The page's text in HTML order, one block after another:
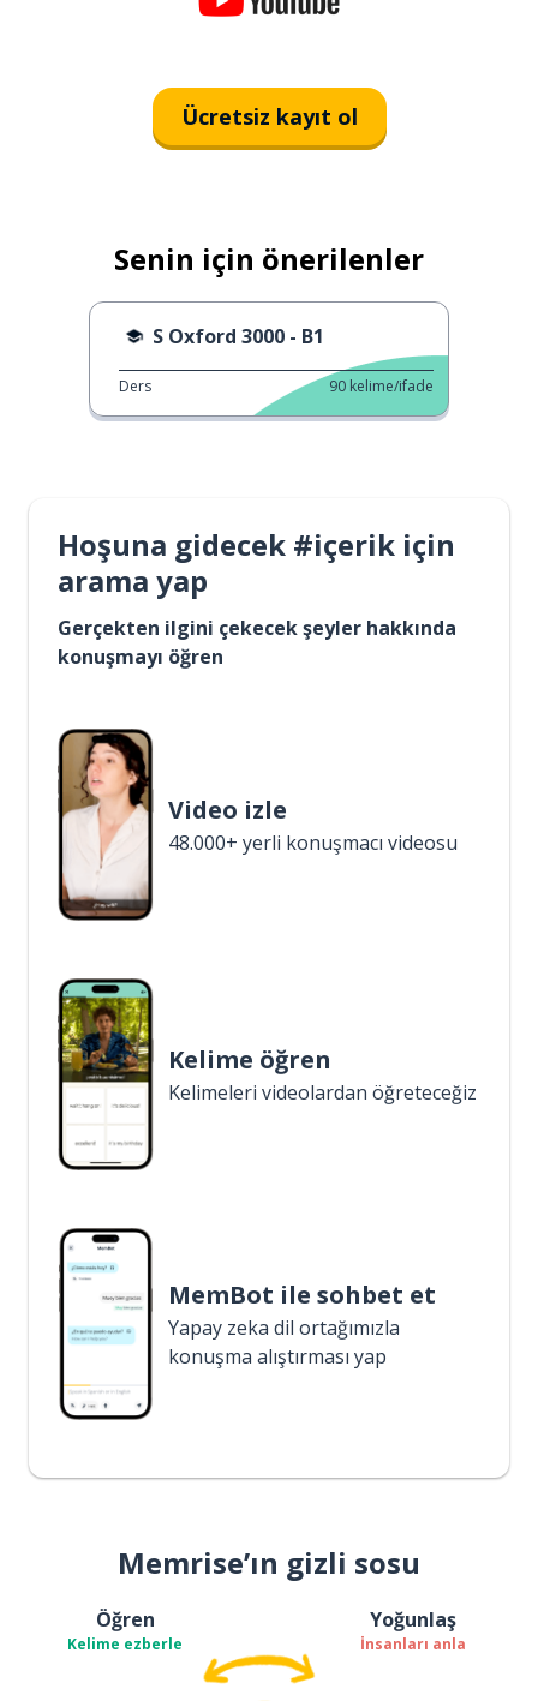
Ücretsiz kayıt ol
Senin için önerilenler
S Oxford 3000 - B1
Ders 90 kelime/ifade
Hoşuna gidecek #içerik için
arama yap
Gerçekten ilgini çekecek şeyler hakkında
konuşmayı öğren
Video izle
48.000+ yerli konuşmacı videosu
Kelime öğren
Kelimeleri videolardan öğreteceğiz
MemBot ile sohbet et
Yapay zeka dil ortağımızla
konuşma alıştırması yap
Memrise’ın gizli sosu
Öğren
Kelime ezberle
Yoğunlaş
İnsanları anla